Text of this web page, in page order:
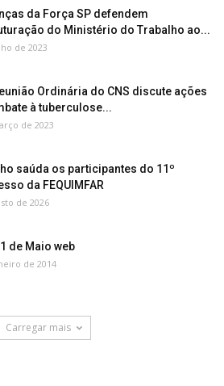
da Força SP defendem
do Ministério do Trabalho ao...
de 2023
Ordinária do CNS discute ações
à tuberculose...
de 2023
saúda os participantes do 11º
da FEQUIMFAR
de 2026
de Maio web
de 2014
Carregar mais